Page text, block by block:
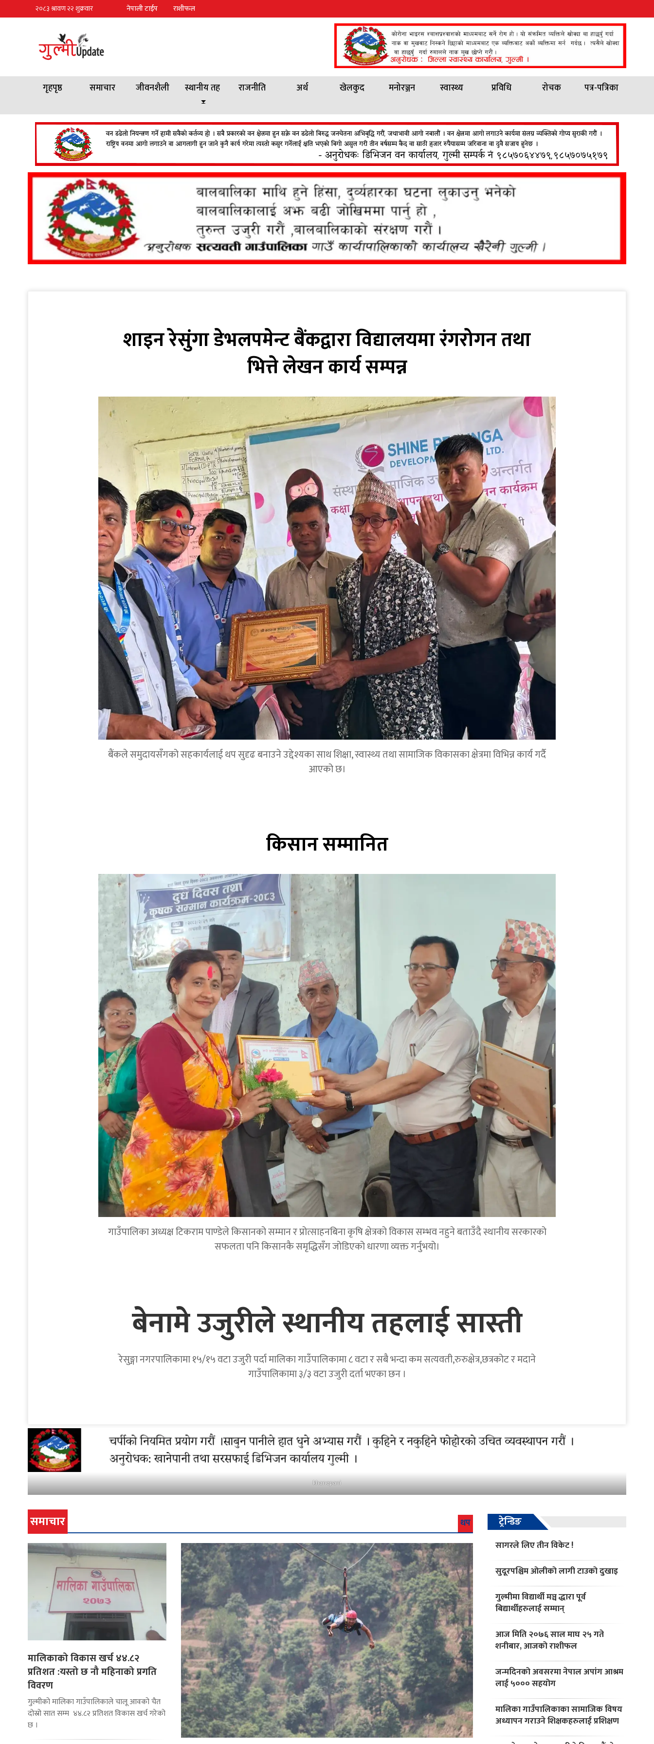
नेपाली टाईप राशीफल
गृहपृष्ठ समाचार जीवनशैली स्थानीय तह राजनीति अर्थ खेलकुद मनोरञ्जन स्वास्थ्य प्रविधि रोचक पत्र-पत्रिका
शाइन रेसुंगा डेभलपमेन्ट बैंकद्वारा विद्यालयमा रंगरोगन तथा
भित्ते लेखन कार्य सम्पन्न
बैंकले समुदायसँगको सहकार्यलाई थप सुदृढ बनाउने उद्देश्यका साथ शिक्षा, स्वास्थ्य तथा सामाजिक विकासका क्षेत्रमा विभिन्न कार्य गर्दै
आएको छ।
किसान सम्मानित
गाउँपालिका अध्यक्ष टिकराम पाण्डेले किसानको सम्मान र प्रोत्साहनबिना कृषि क्षेत्रको विकास सम्भव नहुने बताउँदै स्थानीय सरकारको
सफलता पनि किसानकै समृद्धिसँग जोडिएको धारणा व्यक्त गर्नुभयो।
बेनामे उजुरीले स्थानीय तहलाई सास्ती
रेसुङ्गा नगरपालिकामा १५/१५ वटा उजुरी पर्दा मालिका गाउँपालिकामा ८ वटा र सबै भन्दा कम सत्यवती,रुरुक्षेत्र,छत्रकोट र मदाने
गाउँपालिकामा ३/३ वटा उजुरी दर्ता भएका छन ।
khanepani
समाचार थप
मालिकाको विकास खर्च ४४.८२
प्रतिशत :यस्तो छ नौ महिनाको प्रगति
विवरण
गुल्मीको मालिका गाउँपालिकाले चालू आवको चैत
दोस्रो सात सम्म ४४.८२ प्रतिशत विकास खर्च गरेको
छ ।
ट्रेन्डिङ
सागरले लिए तीन विकेट !
सुदूरपश्चिम ओलीको लागी टाउको दुखाइ
गुल्मीमा विद्यार्थी मञ्च द्धारा पूर्व
बिद्यार्थीहरुलाई सम्मान्
आज मिति २०७६ साल माघ २५ गते
शनीबार, आजको राशीफल
जन्मदिनको अवसरमा नेपाल अपांग आश्रम
लाई ५००० सहयोग
मालिका गाउँपालिकाका सामाजिक विषय
अध्यापन गराउने शिक्षकहरुलाई प्रशिक्षण